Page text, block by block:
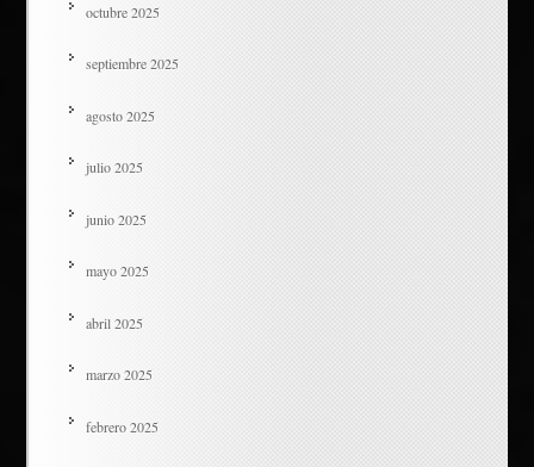
octubre 2025
septiembre 2025
agosto 2025
julio 2025
junio 2025
mayo 2025
abril 2025
marzo 2025
febrero 2025